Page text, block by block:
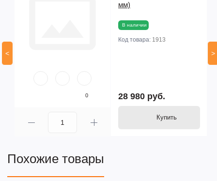
<
0
мм)
В наличии
Код товара: 1913
28 980 руб.
Купить
>
Похожие товары